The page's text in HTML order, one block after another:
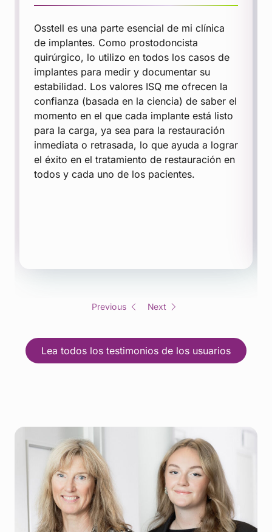
Osstell es una parte esencial de mi clínica
de implantes. Como prostodoncista
quirúrgico, lo utilizo en todos los casos de
implantes para medir y documentar su
estabilidad. Los valores ISQ me ofrecen la
confianza (basada en la ciencia) de saber el
momento en el que cada implante está listo
para la carga, ya sea para la restauración
inmediata o retrasada, lo que ayuda a lograr
el éxito en el tratamiento de restauración en
todos y cada uno de los pacientes.
Previous Next
Lea todos los testimonios de los usuarios